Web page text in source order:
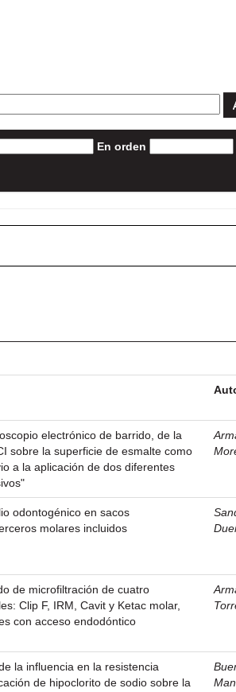
En orden
electrónico de barrido, de la
sobre la superficie de esmalte como
a la aplicación de dos diferentes
odontogénico en sacos
molares incluidos
de microfiltración de cuatro
Clip F, IRM, Cavit y Ketac molar,
con acceso endodóntico
la influencia en la resistencia
de hipoclorito de sodio sobre la